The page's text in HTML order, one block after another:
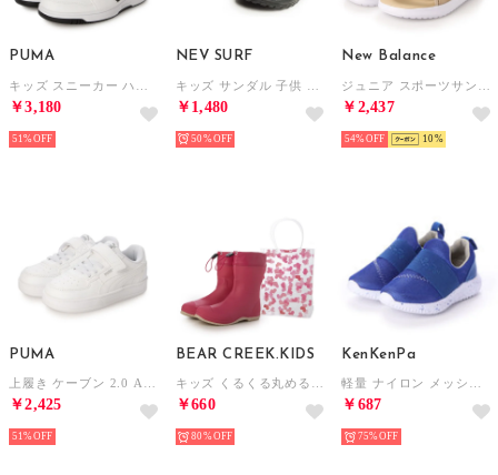
PUMA
￥3,180
51%
NEV SURF
￥1,480
50%
New Balance
￥2,437
54% 10
PUMA
￥2,425
51%
BEAR CREEK.KIDS
￥660
80%
KenKenPa
￥687
75%